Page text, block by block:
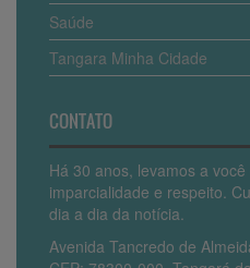
Saúde
Tangara Minha Cidade
CONTATO
Há 30 anos, levamos a
imparcialidade e respeito.
dia a dia da notícia.
Avenida Tancredo de